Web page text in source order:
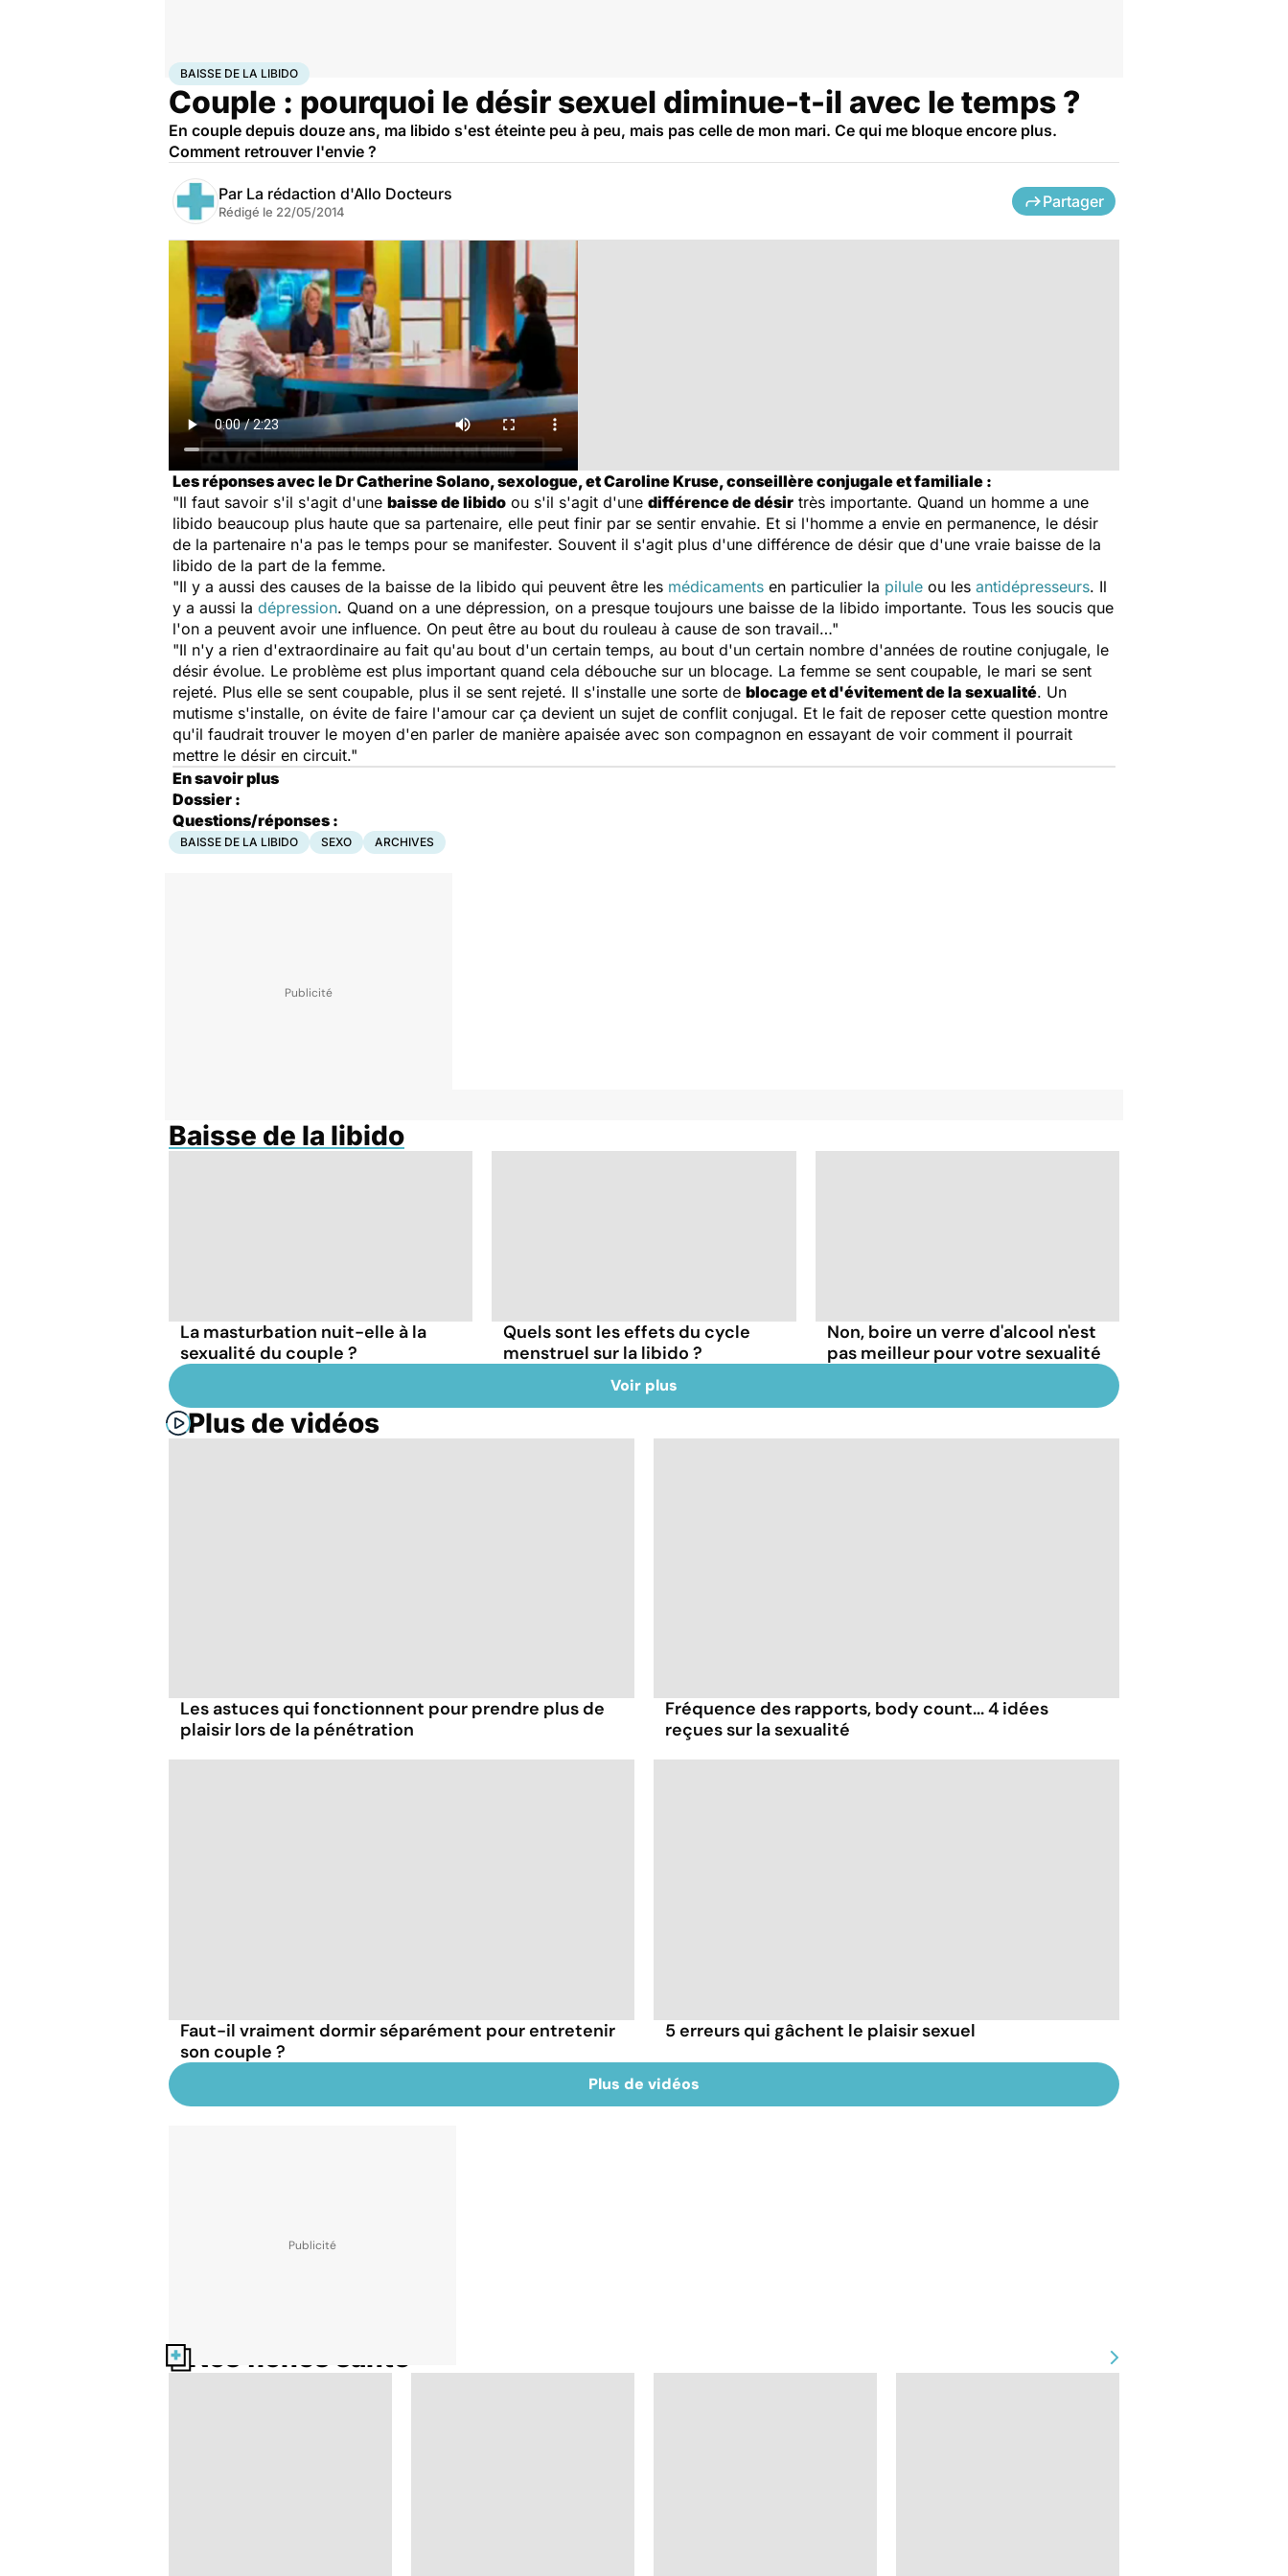
AccueilBien-être SexoBaisse de la libido
BAISSE DE LA LIBIDO
Couple : pourquoi le désir sexuel diminue-t-il avec le temps ?
En couple depuis douze ans, ma libido s'est éteinte peu à peu, mais pas celle de mon mari. Ce qui me bloque encore plus.
Comment retrouver l'envie ?
Par La rédaction d'Allo Docteurs
Rédigé le 22/05/2014
Partager
Les réponses avec le Dr Catherine Solano, sexologue, et Caroline Kruse, conseillère conjugale et familiale :
"Il faut savoir s'il s'agit d'une baisse de libido ou s'il s'agit d'une différence de désir très importante. Quand un homme a une
libido beaucoup plus haute que sa partenaire, elle peut finir par se sentir envahie. Et si l'homme a envie en permanence, le désir
de la partenaire n'a pas le temps pour se manifester. Souvent il s'agit plus d'une différence de désir que d'une vraie baisse de la
libido de la part de la femme.
"Il y a aussi des causes de la baisse de la libido qui peuvent être les médicaments en particulier la pilule ou les antidépresseurs. Il
y a aussi la dépression. Quand on a une dépression, on a presque toujours une baisse de la libido importante. Tous les soucis que
l'on a peuvent avoir une influence. On peut être au bout du rouleau à cause de son travail…"
"Il n'y a rien d'extraordinaire au fait qu'au bout d'un certain temps, au bout d'un certain nombre d'années de routine conjugale, le
désir évolue. Le problème est plus important quand cela débouche sur un blocage. La femme se sent coupable, le mari se sent
rejeté. Plus elle se sent coupable, plus il se sent rejeté. Il s'installe une sorte de blocage et d'évitement de la sexualité. Un
mutisme s'installe, on évite de faire l'amour car ça devient un sujet de conflit conjugal. Et le fait de reposer cette question montre
qu'il faudrait trouver le moyen d'en parler de manière apaisée avec son compagnon en essayant de voir comment il pourrait
mettre le désir en circuit."
En savoir plus
Dossier :
Questions/réponses :
BAISSE DE LA LIBIDO SEXO ARCHIVES
Baisse de la libido
La masturbation nuit-elle à la
sexualité du couple ?
Quels sont les effets du cycle
menstruel sur la libido ?
Non, boire un verre d'alcool n'est
pas meilleur pour votre sexualité
Voir plus
Plus de vidéos
Les astuces qui fonctionnent pour prendre plus de
plaisir lors de la pénétration
Fréquence des rapports, body count... 4 idées
reçues sur la sexualité
Faut-il vraiment dormir séparément pour entretenir
son couple ?
5 erreurs qui gâchent le plaisir sexuel
Plus de vidéos
Nos fiches santé